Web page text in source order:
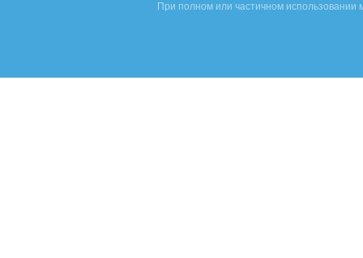
При полном или частичном использовании